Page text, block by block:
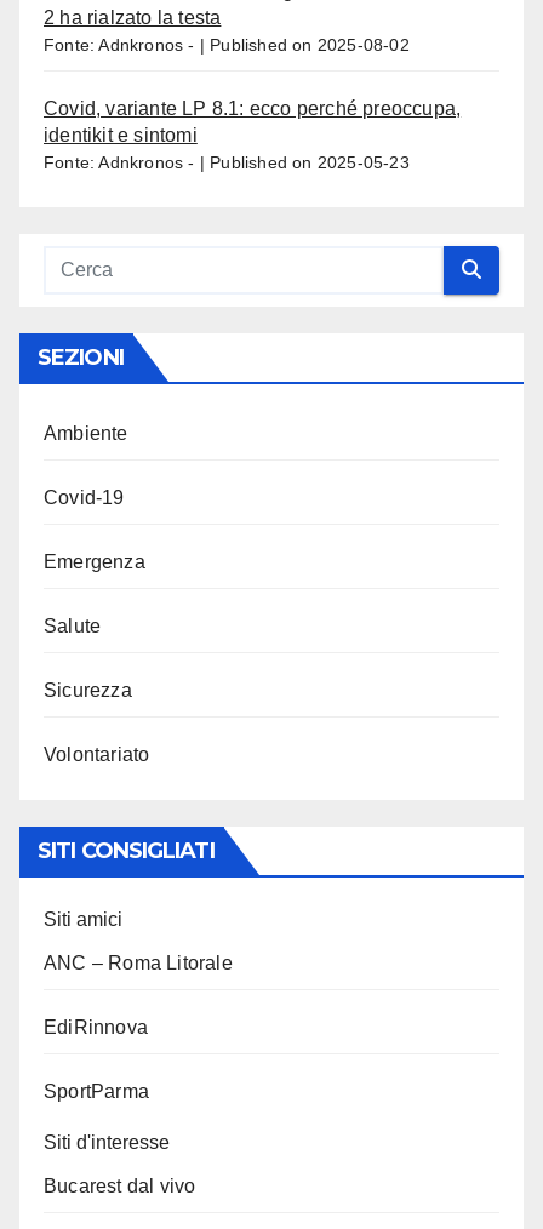
2 ha rialzato la testa
Fonte: Adnkronos - Published on 2025-08-02
Covid, variante LP 8.1: ecco perché preoccupa,
identikit e sintomi
Fonte: Adnkronos - Published on 2025-05-23
SEZIONI
Ambiente
Covid-19
Emergenza
Salute
Sicurezza
Volontariato
SITI CONSIGLIATI
Siti amici
ANC – Roma Litorale
EdiRinnova
SportParma
Siti d'interesse
Bucarest dal vivo